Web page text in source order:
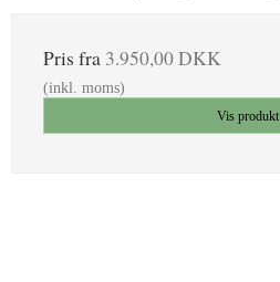
Pris fra 3.950,00 DKK
(inkl. moms)
Vis produkt